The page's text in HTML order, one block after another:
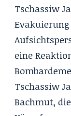
Tschassiw
eine
Tschassiw
Bachmut,